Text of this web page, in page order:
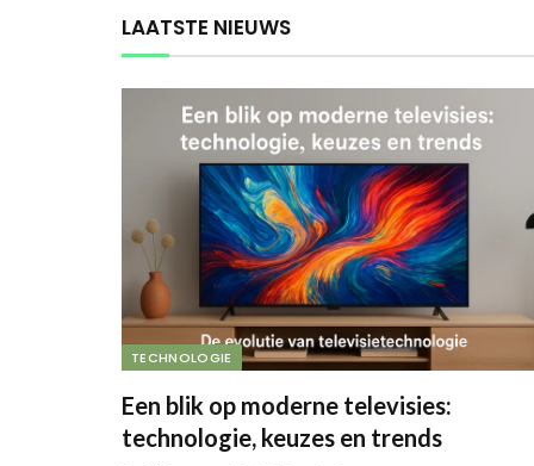
LAATSTE NIEUWS
TECHNOLOGIE
Een blik op moderne televisies:
technologie, keuzes en trends